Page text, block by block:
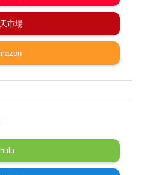
市場
hulu